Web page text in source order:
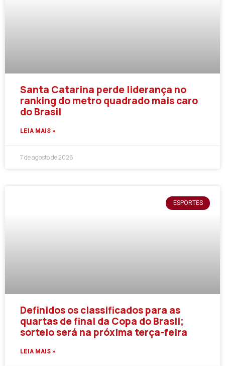
Santa Catarina perde liderança no
ranking do metro quadrado mais caro
do Brasil
LEIA MAIS »
7 de agosto de 2026
ESPORTES
Definidos os classificados para as
quartas de final da Copa do Brasil;
sorteio será na próxima terça-feira
LEIA MAIS »